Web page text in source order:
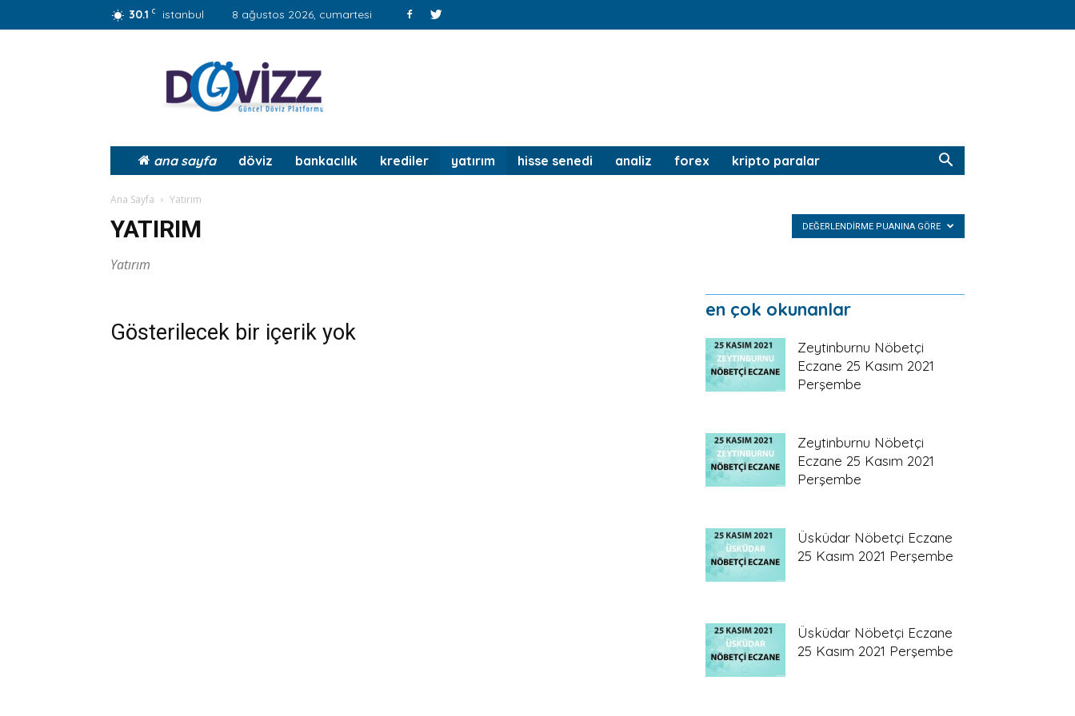
30.1 C i̇stanbul 8 ağustos 2026, cumartesi
Dövizz.net
ana sayfa döviz bankacılık krediler yatırım hisse senedi analiz forex kripto paralar
Ana Sayfa Yatırım
YATIRIM
Yatırım
DEĞERLENDIRME PUANINA GÖRE
Gösterilecek bir içerik yok
en çok okunanlar
Zeytinburnu Nöbetçi
Eczane 25 Kasım 2021
Perşembe
Zeytinburnu Nöbetçi
Eczane 25 Kasım 2021
Perşembe
Üsküdar Nöbetçi Eczane
25 Kasım 2021 Perşembe
Üsküdar Nöbetçi Eczane
25 Kasım 2021 Perşembe